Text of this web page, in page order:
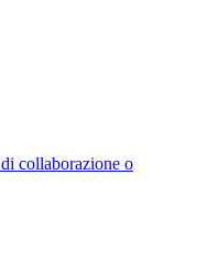
collaborazione o